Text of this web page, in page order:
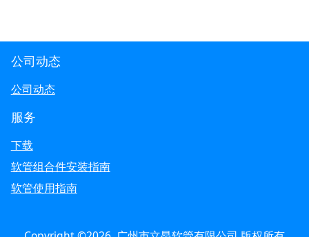
公司动态
公司动态
服务
下载
软管组合件安装指南
软管使用指南